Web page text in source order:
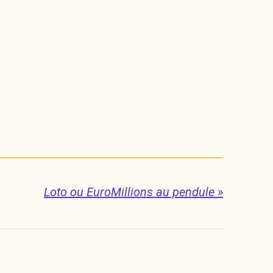
Loto ou EuroMillions au pendule »